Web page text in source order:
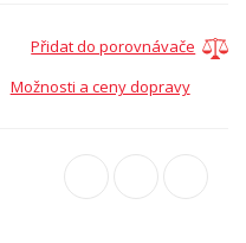
Přidat do porovnávače
Možnosti a ceny dopravy